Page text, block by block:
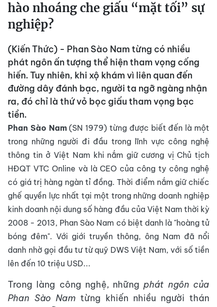
hào nhoáng che giấu “mặt tối” sự
nghiệp?
(Kiến Thức) - Phan Sào Nam từng có nhiều
phát ngôn ấn tượng thể hiện tham vọng cống
hiến. Tuy nhiên, khi xộ khám vì liên quan đến
đường dây đánh bạc, người ta ngỡ ngàng nhận
ra, đó chỉ là thứ vỏ bọc giấu tham vọng bạc
tiền.
Phan Sào Nam(SN 1979) từng được biết đến là một
trong những người đi đầu trong lĩnh vực công nghệ
thông tin ở Việt Nam khi nắm giữ cương vị Chủ tịch
HĐQT VTC Online và là CEO của công ty công nghệ
có giá trị hàng ngàn tỉ đồng. Thời điểm nắm giữ chiếc
ghế quyền lực nhất tại một trong những doanh nghiệp
kinh doanh nội dung số hàng đầu của Việt Nam thời kỳ
2008 - 2013, Phan Sào Nam có biệt danh là "hoàng tử
bóng đêm". Với giới truyền thông, ông Nam đã nổi
danh nhờ gọi đầu tư từ quỹ DWS Việt Nam, với số tiền
lên đến 10 triệu USD...
Trong làng công nghệ, nhữngphát ngôn của
Phan Sào Nam từng khiến nhiều người thán